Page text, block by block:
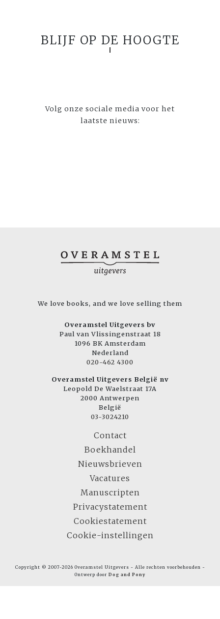
BLIJF OP DE HOOGTE
Volg onze sociale media voor het
laatste nieuws:
We love books, and we love selling them
Overamstel Uitgevers bv
Paul van Vlissingenstraat 18
1096 BK Amsterdam
Nederland
020-462 4300
Overamstel Uitgevers België nv
Leopold De Waelstraat 17A
2000 Antwerpen
België
03-3024210
Contact
Boekhandel
Nieuwsbrieven
Vacatures
Manuscripten
Privacystatement
Cookiestatement
Cookie-instellingen
Copyright © 2007-2026 Overamstel Uitgevers - Alle rechten voorbehouden -
Ontwerp door Dog and Pony